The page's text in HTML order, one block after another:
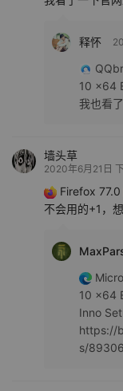
释怀
10 x64
我也看
墙头草
2020年6月21日
Firefox 77.0
不会用的+1，
10 x64
Inno
https://
s/